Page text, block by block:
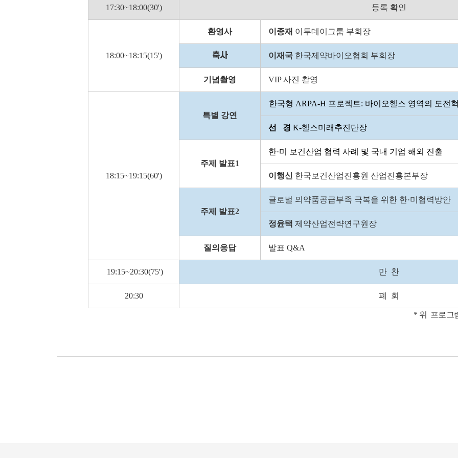
17:30~18:00(30') 등록 확인
18:00~18:15(15')
환영사 이종재 이투데이그룹 부회장
축사 이재국 한국제약바이오협회 부회장
기념촬영 VIP 사진 촬영
18:15~19:15(60')
특별 강연
한국형 ARPA-H 프로젝트: 바이오헬스 영역의 도전
선 경 K-헬스미래추진단장
주제 발표1
한·미 보건산업 협력 사례 및 국내 기업 해외 진출
이행신 한국보건산업진흥원 산업진흥본부장
주제 발표2
글로벌 의약품공급부족 극복을 위한 한·미협력방안
정윤택 제약산업전략연구원장
질의응답 발표 Q&A
19:15~20:30(75') 만 찬
20:30 폐 회
* 위 프로그